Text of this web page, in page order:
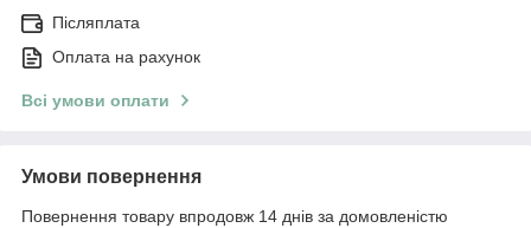
Післяплата
Оплата на рахунок
Всі умови оплати
Умови повернення
Повернення товару впродовж 14 днів за домовленістю